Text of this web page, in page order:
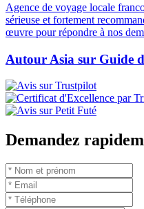
Agence de voyage locale
sérieuse et fortement
œuvre pour répondre à nos
Autour Asia sur Guide
Demandez